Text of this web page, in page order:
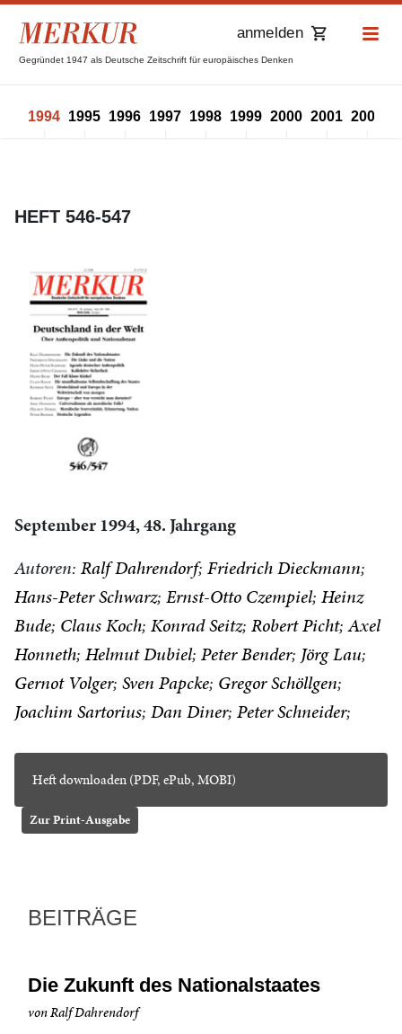
Gegründet 1947 als Deutsche Zeitschrift für europäisches Denken
anmelden
1994 1995 1996 1997 1998 1999 2000 2001 2002
HEFT 546-547
September 1994, 48. Jahrgang
Autoren: Ralf Dahrendorf Friedrich Dieckmann
Hans-Peter Schwarz Ernst-Otto Czempiel Heinz
Bude Claus Koch Konrad Seitz Robert Picht Axel
Honneth Helmut Dubiel Peter Bender Jörg Lau
Gernot Volger Sven Papcke Gregor Schöllgen
Joachim Sartorius Dan Diner Peter Schneider
Heft downloaden (PDF, ePub, MOBI)
Zur Print-Ausgabe
BEITRÄGE
Die Zukunft des Nationalstaates
von Ralf Dahrendorf